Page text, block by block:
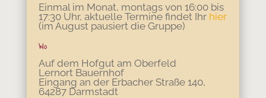
Einmal im Monat, montags von 16:00 bis
17:30 Uhr, aktuelle Termine findet Ihr hier
(im August pausiert die Gruppe)
Wo
Auf dem Hofgut am Oberfeld
Lernort Bauernhof
Eingang an der Erbacher Straße 140,
64287 Darmstadt